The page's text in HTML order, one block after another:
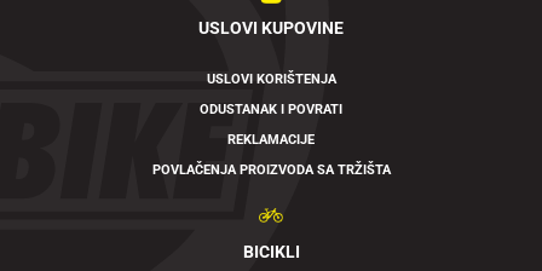
USLOVI KUPOVINE
USLOVI KORIŠTENJA
ODUSTANAK I POVRATI
REKLAMACIJE
POVLAČENJA PROIZVODA SA TRŽIŠTA
BICIKLI